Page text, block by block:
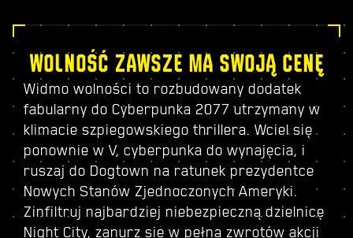
WOLNOŚĆ ZAWSZE MA SWOJĄ CENĘ
Widmo wolności to rozbudowany dodatek
fabularny do Cyberpunka 2077 utrzymany w
klimacie szpiegowskiego thrillera. Wciel się
ponownie w V, cyberpunka do wynajęcia, i
ruszaj do Dogtown na ratunek prezydentce
Nowych Stanów Zjednoczonych Ameryki.
Zinfiltruj najbardziej niebezpieczną dzielnicę
Night City, zanurz się w pełną zwrotów akcji